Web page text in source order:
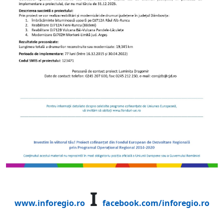
www.inforegio.ro I facebook.com/inforegio.ro